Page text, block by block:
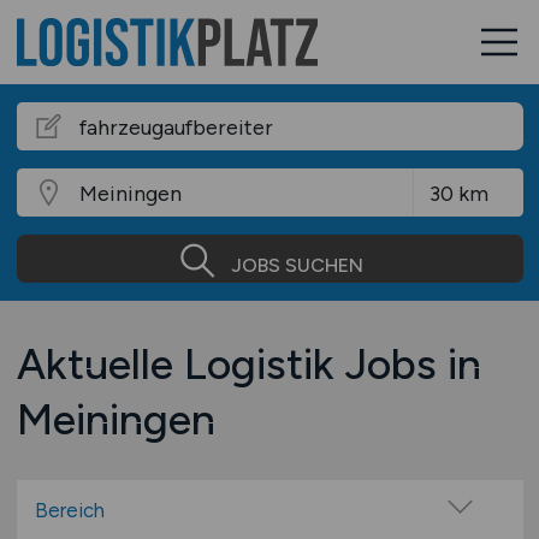
JOBS SUCHEN
Aktuelle Logistik Jobs in
Meiningen
Bereich